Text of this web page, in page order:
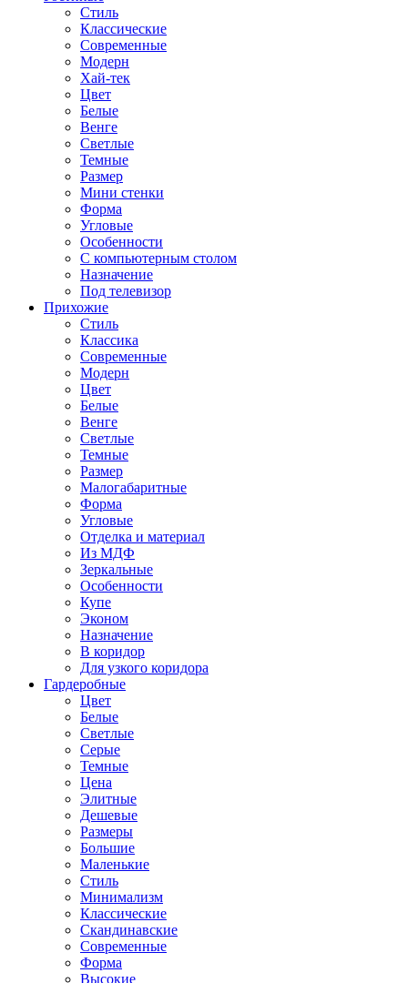
Стиль
Классические
Современные
Модерн
Хай-тек
Цвет
Белые
Венге
Светлые
Темные
Размер
Мини стенки
Форма
Угловые
Особенности
С компьютерным столом
Назначение
Под телевизор
Прихожие
Стиль
Классика
Современные
Модерн
Цвет
Белые
Венге
Светлые
Темные
Размер
Малогабаритные
Форма
Угловые
Отделка и материал
Из МДФ
Зеркальные
Особенности
Купе
Эконом
Назначение
В коридор
Для узкого коридора
Гардеробные
Цвет
Белые
Светлые
Серые
Темные
Цена
Элитные
Дешевые
Размеры
Большие
Маленькие
Стиль
Минимализм
Классические
Скандинавские
Современные
Форма
Высокие